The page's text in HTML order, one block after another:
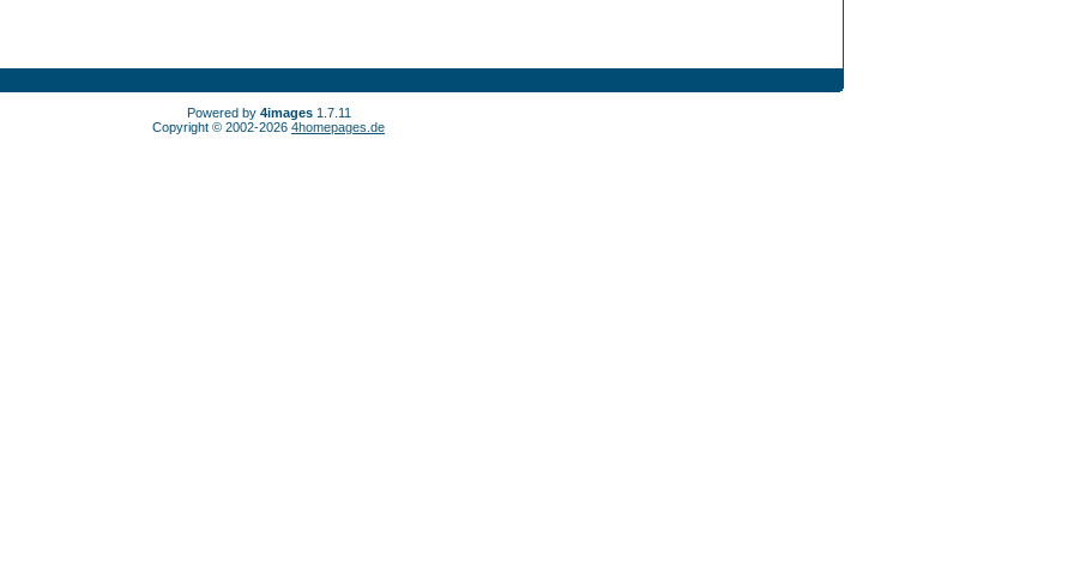
Powered by 4images1.7.11
Copyright © 2002-2026 4homepages.de